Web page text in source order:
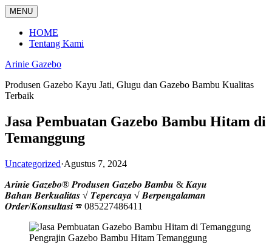
Langsung
ke
konten
MENU
HOME
Tentang Kami
Arinie Gazebo
Produsen Gazebo Kayu Jati, Glugu dan Gazebo Bambu Kualitas
Terbaik
Jasa Pembuatan Gazebo Bambu Hitam di
Temanggung
Uncategorized·Agustus 7, 2024
𝑨𝒓𝒊𝒏𝒊𝒆 𝑮𝒂𝒛𝒆𝒃𝒐® 𝑷𝒓𝒐𝒅𝒖𝒔𝒆𝒏 𝑮𝒂𝒛𝒆𝒃𝒐 𝑩𝒂𝒎𝒃𝒖 & 𝑲𝒂𝒚𝒖
𝑩𝒂𝒉𝒂𝒏 𝑩𝒆𝒓𝒌𝒖𝒂𝒍𝒊𝒕𝒂𝒔 √ 𝑻𝒆𝒑𝒆𝒓𝒄𝒂𝒚𝒂 √ 𝑩𝒆𝒓𝒑𝒆𝒏𝒈𝒂𝒍𝒂𝒎𝒂𝒏
𝑶𝒓𝒅𝒆𝒓/𝑲𝒐𝒏𝒔𝒖𝒍𝒕𝒂𝒔𝒊 ☎ 085227486411
Pengrajin Gazebo Bambu Hitam Temanggung